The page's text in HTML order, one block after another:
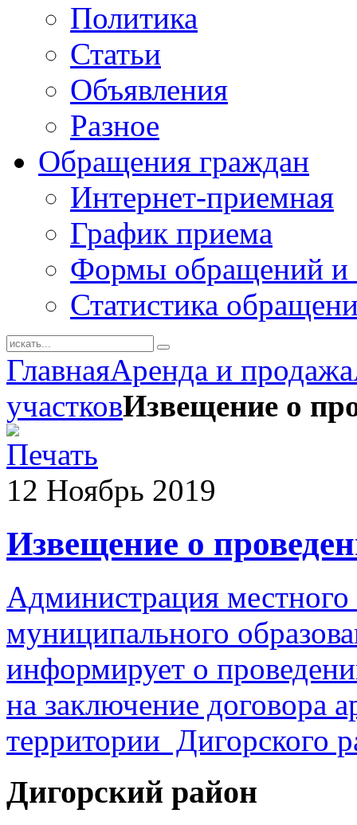
Политика
Статьи
Объявления
Разное
Обращения граждан
Интернет-приемная
График приема
Формы обращений и
Статистика
ГлавнаяАренда и продажа
участковИзвещение о
12 Ноябрь 2019
Извещение о
Администрация местного
муниципального
информирует о
на заключение договора
территории Дигорского
Дигорский район